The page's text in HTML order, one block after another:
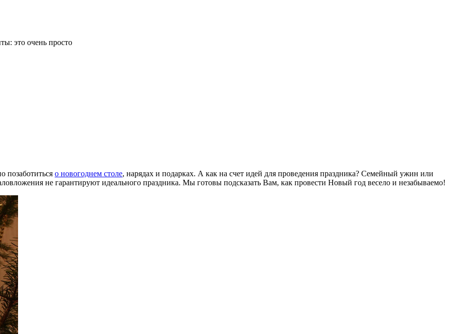
это очень просто
позаботиться о новогоднем столе, нарядах и подарках. А как на счет идей для проведения праздника? Семейный ужин или
не гарантируют идеального праздника. Мы готовы подсказать Вам, как провести Новый год весело и незабываемо!